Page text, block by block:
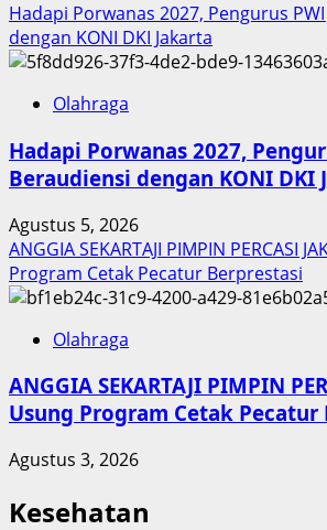
Hadapi Porwanas 2027, Pengurus
dengan KONI DKI Jakarta
Olahraga
Hadapi Porwanas 2027,
Beraudiensi dengan KONI DKI
Agustus 5, 2026
ANGGIA SEKARTAJI PIMPIN PERCASI
Program Cetak Pecatur Berprestasi
Olahraga
ANGGIA SEKARTAJI PIMPIN
Usung Program Cetak Pecatur
Agustus 3, 2026
Kesehatan